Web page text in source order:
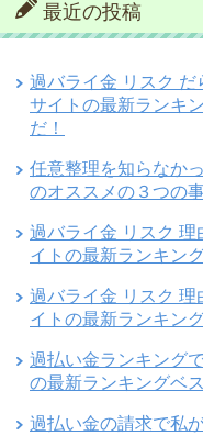
最近の投稿
過バライ金 リスク だ
サイトの最新ランキ
だ！
任意整理を知らなか
のオススメの３つの
過バライ金 リスク 理
イトの最新ランキン
過バライ金 リスク 理
イトの最新ランキン
過払い金ランキング
の最新ランキングベ
過払い金の請求で私